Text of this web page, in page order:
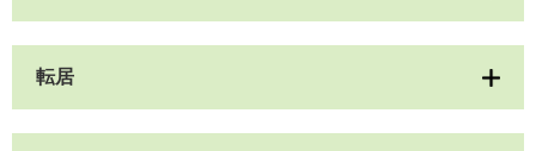
転居